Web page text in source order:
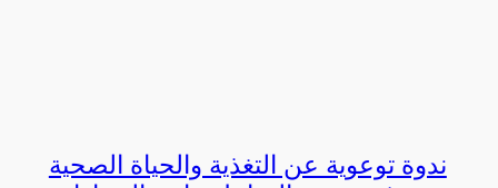
ندوة توعوية عن التغذية والحياة الصحية